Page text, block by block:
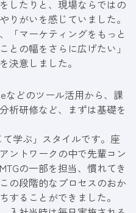
したりと、現場ならではの
りがいを感じていました。
「マーケティングをもっと
との幅をさらに広げたい」
決意しました。
などのツール活用から、課
析研修など、まずは基礎を
学ぶ」スタイルです。座
ントワークの中で先輩コン
の一部を担当、慣れてき
の段階的なプロセスのおか
することができました。